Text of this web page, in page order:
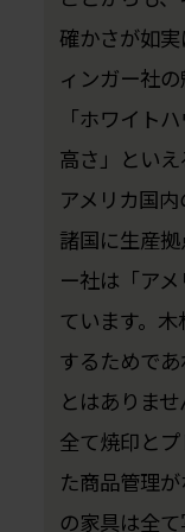
確かさが如
ィンガー社
「ホワイト
高さ」といえ
アメリカ国
諸国に生産
ー社は「ア
ています。
するためで
とはありま
全て焼印と
た商品管理
の家具は全